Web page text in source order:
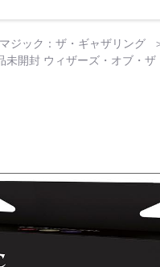
マジック：ザ・ギャザリング
未開封 ウィザーズ・オブ・